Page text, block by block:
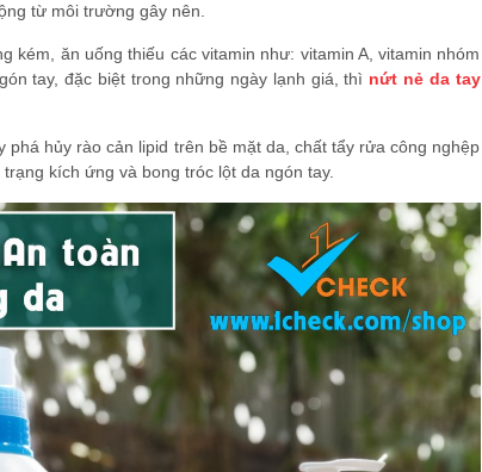
từ môi trường gây nên.
ăn uống thiếu các vitamin như: vitamin A, vitamin nhóm
tay, đặc biệt trong những ngày lạnh giá, thì nứt nẻ da tay
hủy rào cản lipid trên bề mặt da, chất tẩy rửa công nghệp
kích ứng và bong tróc lột da ngón tay.